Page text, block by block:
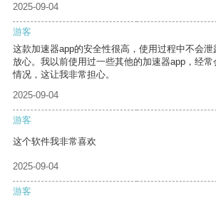
2025-09-04
游客
这款加速器app的安全性很高，使用过程中不会
放心。我以前使用过一些其他的加速器app，经
情况，这让我非常担心。
2025-09-04
游客
这个软件我非常喜欢
2025-09-04
游客